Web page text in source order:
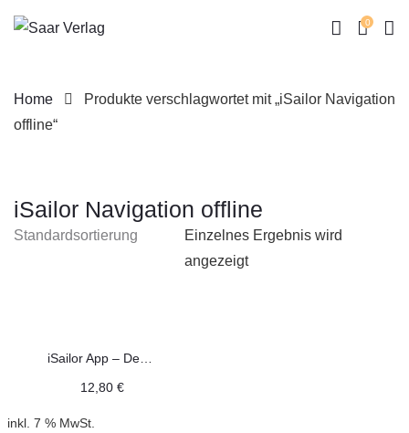
0
Home
Produkte verschlagwortet mit „iSailor Navigation
offline“
Skip
to
iSailor Navigation offline
Einzelnes Ergebnis wird
angezeigt
12,80 €
inkl. 7 % MwSt.